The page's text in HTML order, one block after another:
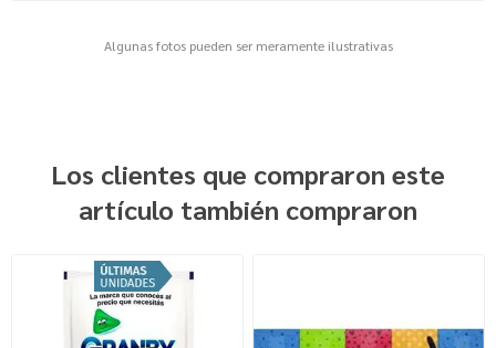
Algunas fotos pueden ser meramente ilustrativas
Los clientes que compraron este
artículo también compraron